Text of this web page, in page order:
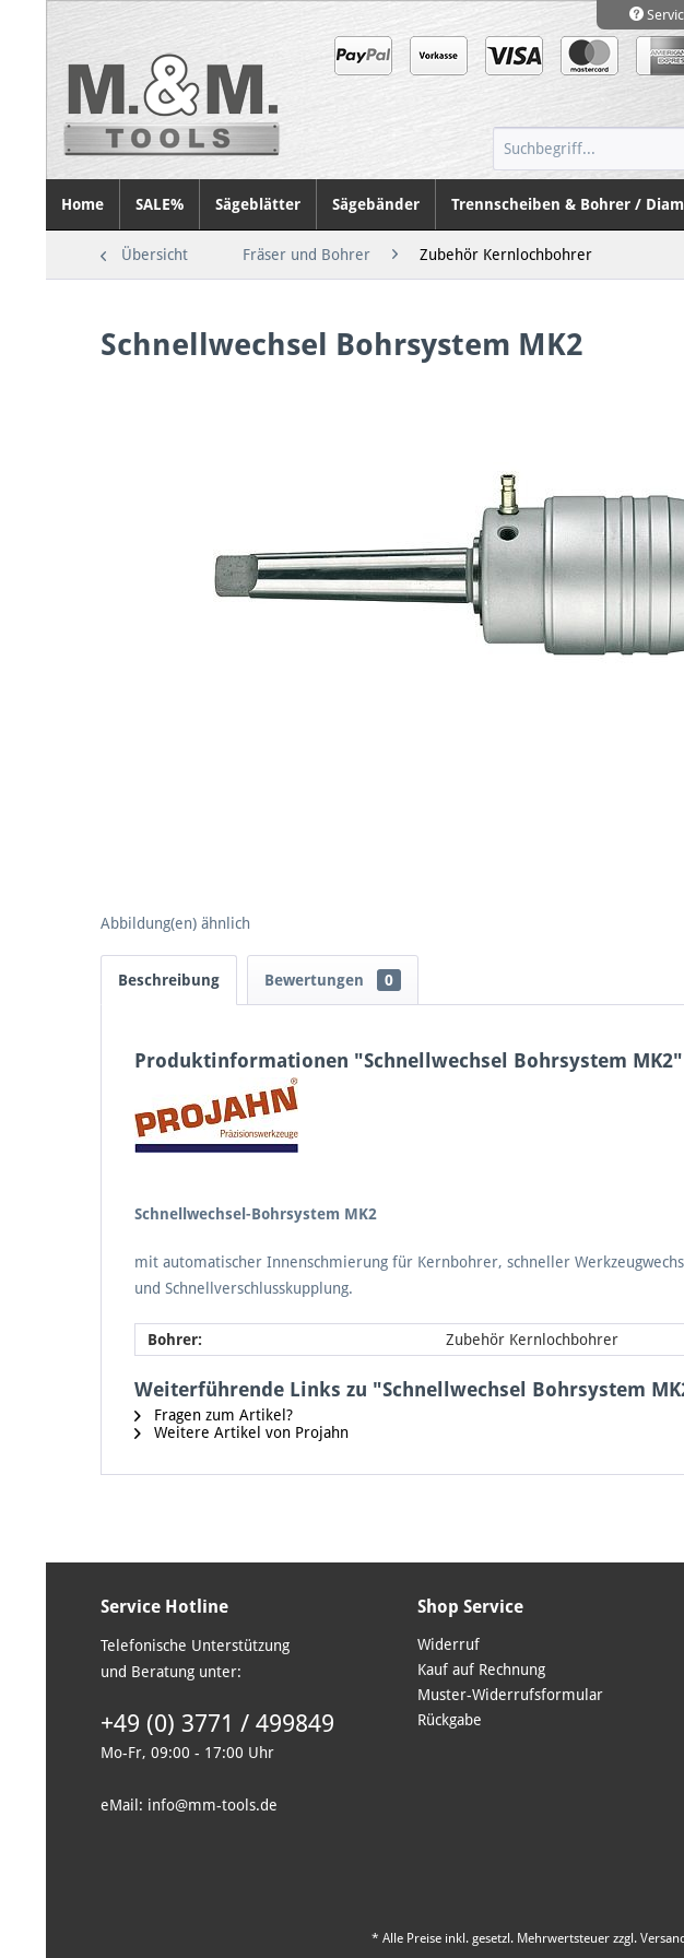
Home SALE% Sägeblätter Sägebänder Trennscheiben & Bohrer /
Übersicht Fräser und Bohrer Zubehör Kernlochbohrer
Schnellwechsel Bohrsystem MK2
Abbildung(en) ähnlich
Beschreibung Bewertungen 0
Produktinformationen "Schnellwechsel Bohrsystem MK2"
Schnellwechsel-Bohrsystem MK2
mit automatischer Innenschmierung für Kernbohrer, schneller
und Schnellverschlusskupplung.
Bohrer: Zubehör Kernlochbohrer
Weiterführende Links zu "Schnellwechsel Bohrsystem
Fragen zum Artikel?
Weitere Artikel von Projahn
Service Hotline
Telefonische Unterstützung
und Beratung unter:
+49 (0) 3771 / 499849
Mo-Fr, 09:00 - 17:00 Uhr
eMail: info@mm-tools.de
Shop Service
Widerruf
Kauf auf Rechnung
Muster-Widerrufsformular
Rückgabe
* Alle Preise inkl. gesetzl. Mehrwertsteuer zzgl.